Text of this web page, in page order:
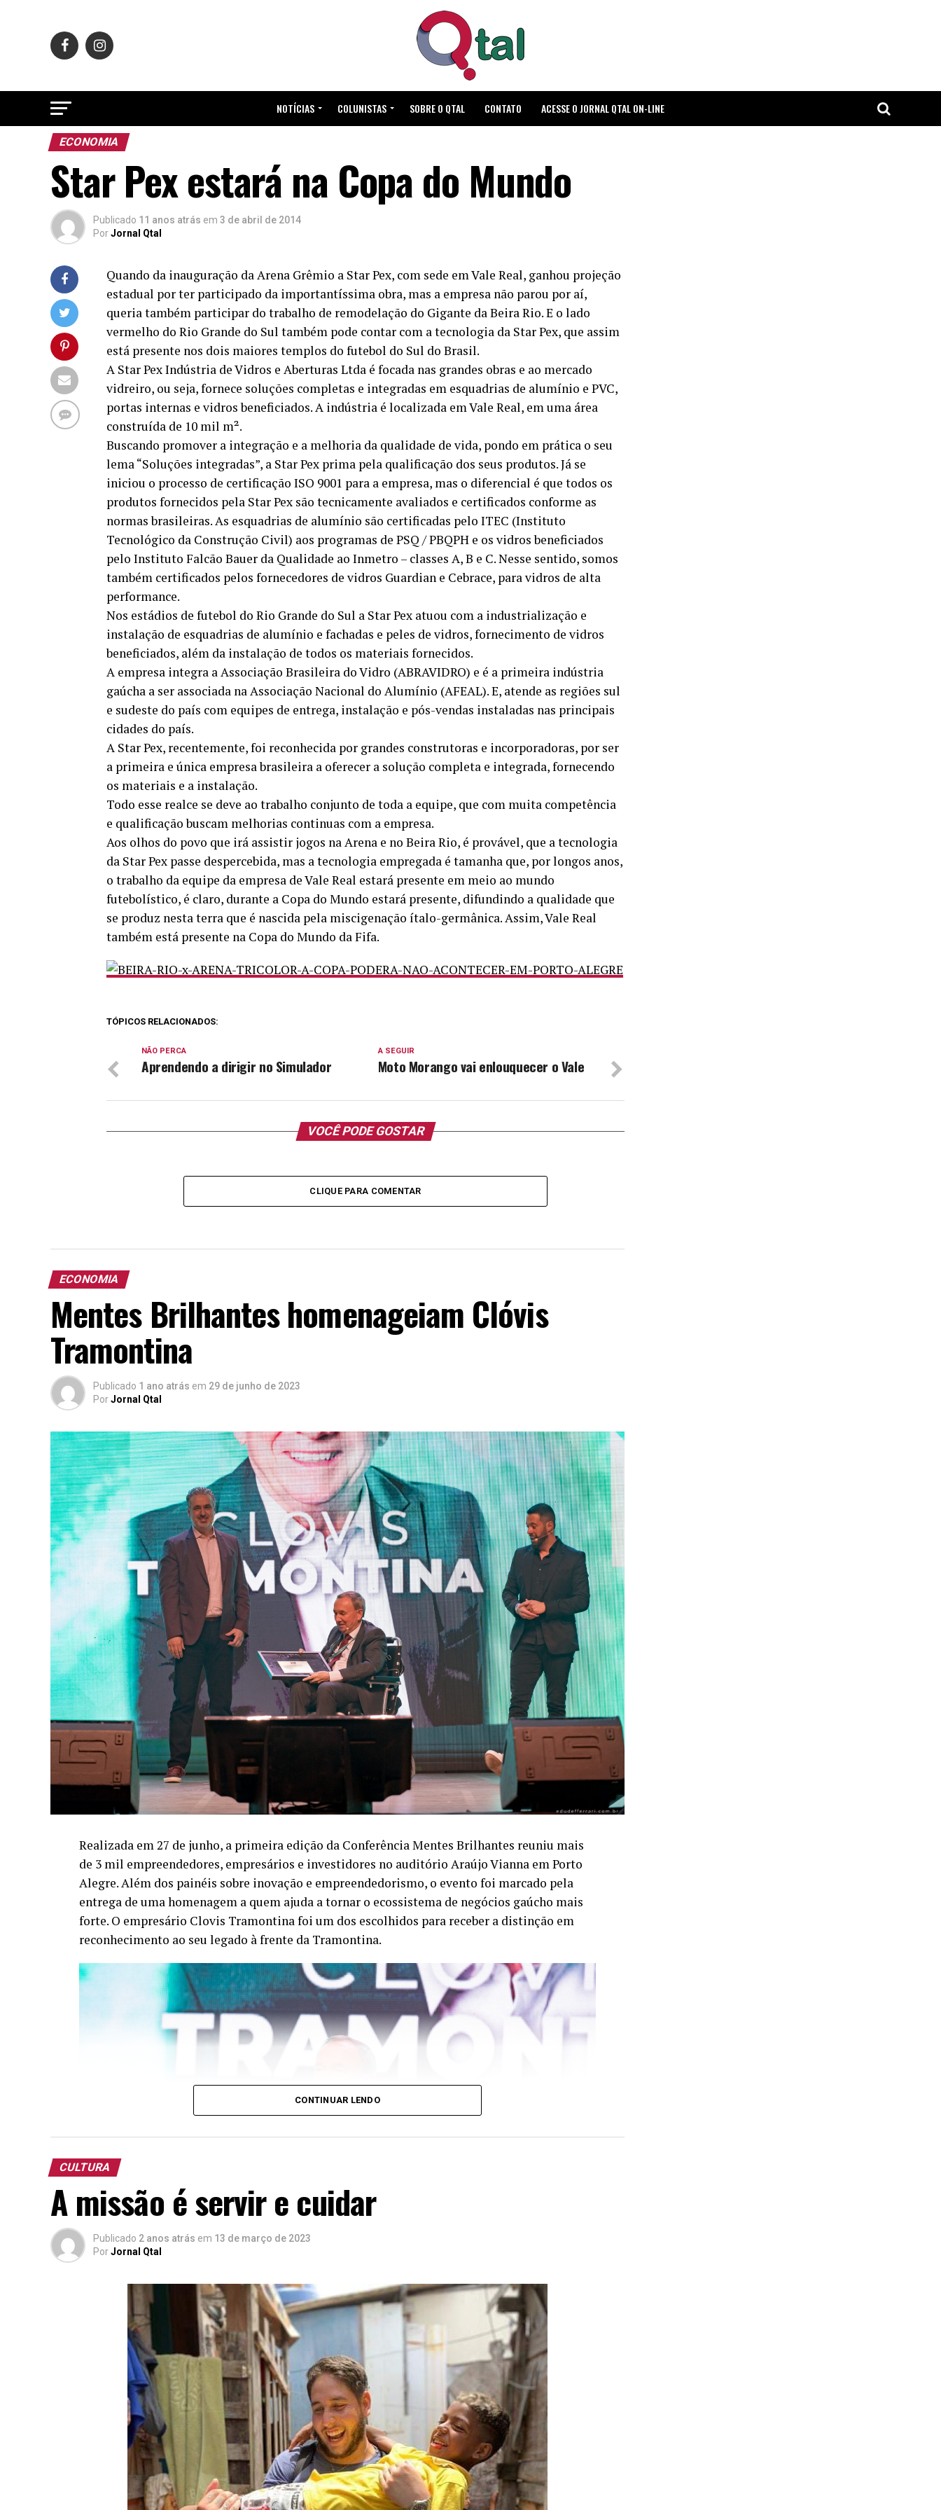
NOTÍCIAS COLUNISTAS SOBRE O QTAL CONTATO ACESSE O JORNAL QTAL ON-LINE
ECONOMIA
Star Pex estará na Copa do Mundo
Publicado 11 anos atrás em 3 de abril de 2014
PorJornal Qtal
Quando da inauguração da Arena Grêmio a Star Pex, com sede em Vale Real, ganhou projeção
estadual por ter participado da importantíssima obra, mas a empresa não parou por aí,
queria também participar do trabalho de remodelação do Gigante da Beira Rio. E o lado
vermelho do Rio Grande do Sul também pode contar com a tecnologia da Star Pex, que assim
está presente nos dois maiores templos do futebol do Sul do Brasil.
A Star Pex Indústria de Vidros e Aberturas Ltda é focada nas grandes obras e ao mercado
vidreiro, ou seja, fornece soluções completas e integradas em esquadrias de alumínio e PVC,
portas internas e vidros beneficiados. A indústria é localizada em Vale Real, em uma área
construída de 10 mil m².
Buscando promover a integração e a melhoria da qualidade de vida, pondo em prática o seu
lema “Soluções integradas”, a Star Pex prima pela qualificação dos seus produtos. Já se
iniciou o processo de certificação ISO 9001 para a empresa, mas o diferencial é que todos os
produtos fornecidos pela Star Pex são tecnicamente avaliados e certificados conforme as
normas brasileiras. As esquadrias de alumínio são certificadas pelo ITEC (Instituto
Tecnológico da Construção Civil) aos programas de PSQ / PBQPH e os vidros beneficiados
pelo Instituto Falcão Bauer da Qualidade ao Inmetro – classes A, B e C. Nesse sentido, somos
também certificados pelos fornecedores de vidros Guardian e Cebrace, para vidros de alta
performance.
Nos estádios de futebol do Rio Grande do Sul a Star Pex atuou com a industrialização e
instalação de esquadrias de alumínio e fachadas e peles de vidros, fornecimento de vidros
beneficiados, além da instalação de todos os materiais fornecidos.
A empresa integra a Associação Brasileira do Vidro (ABRAVIDRO) e é a primeira indústria
gaúcha a ser associada na Associação Nacional do Alumínio (AFEAL). E, atende as regiões sul
e sudeste do país com equipes de entrega, instalação e pós-vendas instaladas nas principais
cidades do país.
A Star Pex, recentemente, foi reconhecida por grandes construtoras e incorporadoras, por ser
a primeira e única empresa brasileira a oferecer a solução completa e integrada, fornecendo
os materiais e a instalação.
Todo esse realce se deve ao trabalho conjunto de toda a equipe, que com muita competência
e qualificação buscam melhorias continuas com a empresa.
Aos olhos do povo que irá assistir jogos na Arena e no Beira Rio, é provável, que a tecnologia
da Star Pex passe despercebida, mas a tecnologia empregada é tamanha que, por longos anos,
o trabalho da equipe da empresa de Vale Real estará presente em meio ao mundo
futebolístico, é claro, durante a Copa do Mundo estará presente, difundindo a qualidade que
se produz nesta terra que é nascida pela miscigenação ítalo-germânica. Assim, Vale Real
também está presente na Copa do Mundo da Fifa.
TÓPICOS RELACIONADOS:
A SEGUIR
Moto Morango vai enlouquecer o Vale
NÃO PERCA
Aprendendo a dirigir no Simulador
VOCÊ PODE GOSTAR
CLIQUE PARA COMENTAR
ECONOMIA
Mentes Brilhantes homenageiam Clóvis
Tramontina
Publicado 1 ano atrás em 29 de junho de 2023
PorJornal Qtal
Realizada em 27 de junho, a primeira edição da Conferência Mentes Brilhantes reuniu mais
de 3 mil empreendedores, empresários e investidores no auditório Araújo Vianna em Porto
Alegre. Além dos painéis sobre inovação e empreendedorismo, o evento foi marcado pela
entrega de uma homenagem a quem ajuda a tornar o ecossistema de negócios gaúcho mais
forte. O empresário Clovis Tramontina foi um dos escolhidos para receber a distinção em
reconhecimento ao seu legado à frente da Tramontina.
Clovis destacou a importância das pessoas para que grandes empresas se desenvolvam e
consolidem e lembrou que entusiasmo, otimismo, competência e paixão pelo negócio são
essenciais para o sucesso. A honraria foi entregue por Daniel Randon, presidente da Randon,
que enfatizou a relevância da empresa durante mais de um século para o desenvolvimento
do estado e do país.
Além de Randon, a Conferência Mentes Brilhantes contou com a presença de nomes como o
economista brasileiro premiado pela Forbes, Ricardo Amorim, Tinga, Luciano Potter, Marcus
Rossi, Manuela Bordasch, Cris Silva, Arildo Junior e Harry Fockink. O evento é um
desdobramento do projeto Mentes Brilhantes, uma plataforma de conexões, capacitação e
CONTINUAR LENDO
CULTURA
A missão é servir e cuidar
Publicado 2 anos atrás em 13 de março de 2023
PorJornal Qtal